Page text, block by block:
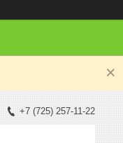
+7 (725) 257-11-22